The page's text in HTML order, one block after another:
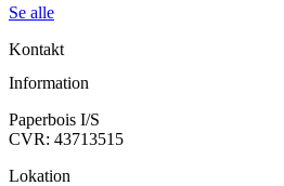
Se alle
Kontakt
Information
Paperbois I/S
CVR: 43713515
Lokation